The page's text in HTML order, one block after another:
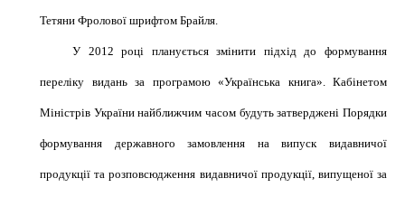
Тетяни Фролової шрифтом Брайля.
У 2012 році планується змінити підхід до формування
переліку видань за програмою «Українська книга». Кабінетом
Міністрів України найближчим часом будуть затверджені Порядки
формування державного замовлення на випуск видавничої
продукції та розповсюдження видавничої продукції, випущеної за